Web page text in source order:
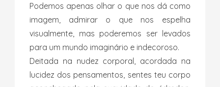
Podemos apenas olhar o que nos dá como
imagem, admirar o que nos espelha
visualmente, mas poderemos ser levados
para um mundo imaginário e indecoroso.
Deitada na nudez corporal, acordada na
lucidez dos pensamentos, sentes teu corpo